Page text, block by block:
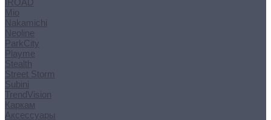
Mio
Nakamichi
Neoline
ParkCity
Playme
Stealth
Street Storm
Subini
TrendVision
Каркам
Аксессуары